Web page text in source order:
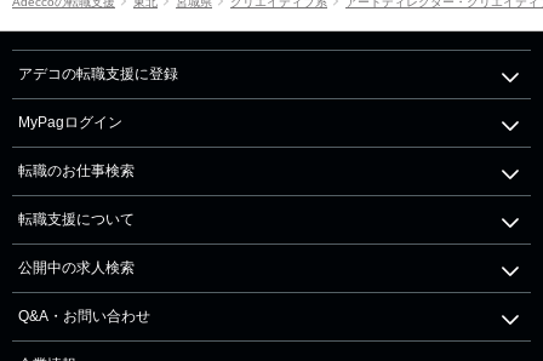
アデコの転職支援に登録
MyPagログイン
転職のお仕事検索
転職支援について
公開中の求人検索
Q&A・お問い合わせ